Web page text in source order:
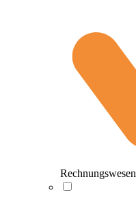
Rechnungswesen